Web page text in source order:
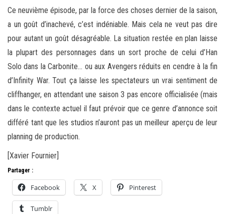
Ce neuvième épisode, par la force des choses dernier de la saison,
a un goût d’inachevé, c’est indéniable. Mais cela ne veut pas dire
pour autant un goût désagréable. La situation restée en plan laisse
la plupart des personnages dans un sort proche de celui d’Han
Solo dans la Carbonite… ou aux Avengers réduits en cendre à la fin
d’Infinity War. Tout ça laisse les spectateurs un vrai sentiment de
cliffhanger, en attendant une saison 3 pas encore officialisée (mais
dans le contexte actuel il faut prévoir que ce genre d’annonce soit
différé tant que les studios n’auront pas un meilleur aperçu de leur
planning de production.
[Xavier Fournier]
Partager :
Facebook X Pinterest
Tumblr